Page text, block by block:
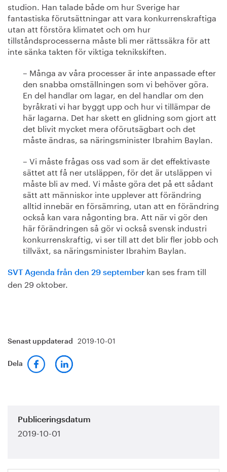
studion. Han talade både om hur Sverige har
fantastiska förutsättningar att vara konkurrenskraftiga
utan att förstöra klimatet och om hur
tillståndsprocesserna måste bli mer rättssäkra för att
inte sänka takten för viktiga teknikskiften.
– Många av våra processer är inte anpassade efter
den snabba omställningen som vi behöver göra.
En del handlar om lagar, en del handlar om den
byråkrati vi har byggt upp och hur vi tillämpar de
här lagarna. Det har skett en glidning som gjort att
det blivit mycket mera oförutsägbart och det
måste ändras, sa näringsminister Ibrahim Baylan.
– Vi måste frågas oss vad som är det effektivaste
sättet att få ner utsläppen, för det är utsläppen vi
måste bli av med. Vi måste göra det på ett sådant
sätt att människor inte upplever att förändring
alltid innebär en försämring, utan att en förändring
också kan vara någonting bra. Att när vi gör den
här förändringen så gör vi också svensk industri
konkurrenskraftig, vi ser till att det blir fler jobb och
tillväxt, sa näringsminister Ibrahim Baylan.
SVT Agenda från den 29 september kan ses fram till
den 29 oktober.
Senast uppdaterad 2019-10-01
Dela
Publiceringsdatum
2019-10-01